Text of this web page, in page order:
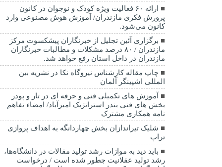
ارائه ۶۰ فعالیت ویژه کودک و نوجوان در کانون
پرورش فکری مازندران/ آموزش هوش مصنوعی وارد
کانون می‌شود.
برگزاری آئین تجلیل از خبرنگاران پیشکسوت مرکز
مازندران / ۸۰ درصد مشکلات و مطالبات خبرنگاران
مازندران در داخل استان رفع خواهد شد.
چاپ مقاله کارشناس نيروگاه نكا در نشریه بین
المللی اشپینگر آلمان
آموزش های تکمیلی فنی و حرفه ای در تار و پودر
بخش های فنی بندر استراتژیک امیرآباد/ امضاء تفاهم
نامه همکاری مشترک
شلیک تیراندازان بخش چهاردانگه به اهداف پروازی
تراپ
باید دید به موازات رشد تولید مقالات در دانشگاه‌ها،
رشد تولید عقلانیت چطور شده است / درخواست